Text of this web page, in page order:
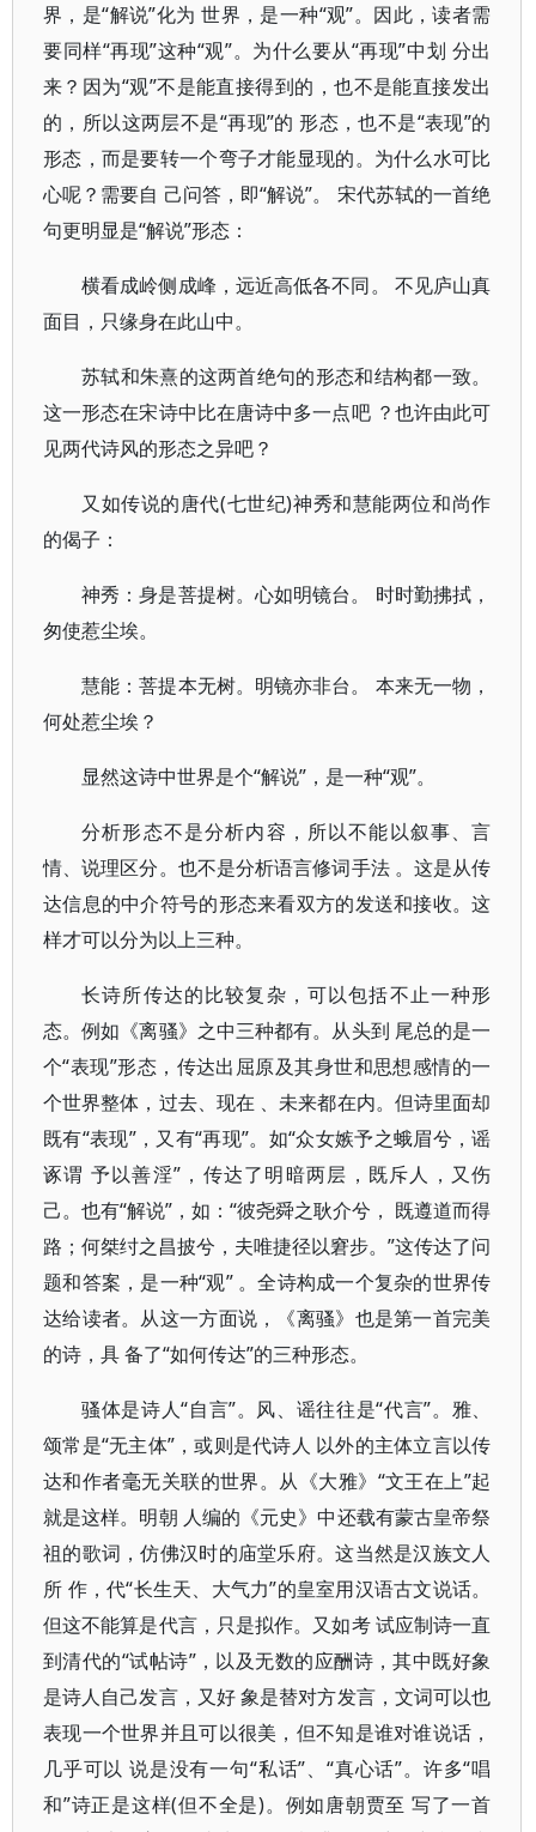
界，是“解说”化为 世界，是一种“观”。因此，读者需
要同样“再现”这种“观”。为什么要从“再现”中划 分出
来？因为“观”不是能直接得到的，也不是能直接发出
的，所以这两层不是“再现”的 形态，也不是“表现”的
形态，而是要转一个弯子才能显现的。为什么水可比
心呢？需要自 己问答，即“解说”。 宋代苏轼的一首绝
句更明显是“解说”形态：
横看成岭侧成峰，远近高低各不同。 不见庐山真
面目，只缘身在此山中。
苏轼和朱熹的这两首绝句的形态和结构都一致。
这一形态在宋诗中比在唐诗中多一点吧 ？也许由此可
见两代诗风的形态之异吧？
又如传说的唐代(七世纪)神秀和慧能两位和尚作
的偈子：
神秀：身是菩提树。心如明镜台。 时时勤拂拭，
匆使惹尘埃。
慧能：菩提本无树。明镜亦非台。 本来无一物，
何处惹尘埃？
显然这诗中世界是个“解说”，是一种“观”。
分析形态不是分析内容，所以不能以叙事、言
情、说理区分。也不是分析语言修词手法 。这是从传
达信息的中介符号的形态来看双方的发送和接收。这
样才可以分为以上三种。
长诗所传达的比较复杂，可以包括不止一种形
态。例如《离骚》之中三种都有。从头到 尾总的是一
个“表现”形态，传达出屈原及其身世和思想感情的一
个世界整体，过去、现在 、未来都在内。但诗里面却
既有“表现”，又有“再现”。如“众女嫉予之蛾眉兮，谣
诼谓 予以善淫”，传达了明暗两层，既斥人，又伤
己。也有“解说”，如：“彼尧舜之耿介兮， 既遵道而得
路；何桀纣之昌披兮，夫唯捷径以窘步。”这传达了问
题和答案，是一种“观” 。全诗构成一个复杂的世界传
达给读者。从这一方面说，《离骚》也是第一首完美
的诗，具 备了“如何传达”的三种形态。
骚体是诗人“自言”。风、谣往往是“代言”。雅、
颂常是“无主体”，或则是代诗人 以外的主体立言以传
达和作者毫无关联的世界。从《大雅》“文王在上”起
就是这样。明朝 人编的《元史》中还载有蒙古皇帝祭
祖的歌词，仿佛汉时的庙堂乐府。这当然是汉族文人
所 作，代“长生天、大气力”的皇室用汉语古文说话。
但这不能算是代言，只是拟作。又如考 试应制诗一直
到清代的“试帖诗”，以及无数的应酬诗，其中既好象
是诗人自己发言，又好 象是替对方发言，文词可以也
表现一个世界并且可以很美，但不知是谁对谁说话，
几乎可以 说是没有一句“私话”、“真心话”。许多“唱
和”诗正是这样(但不全是)。例如唐朝贾至 写了一首